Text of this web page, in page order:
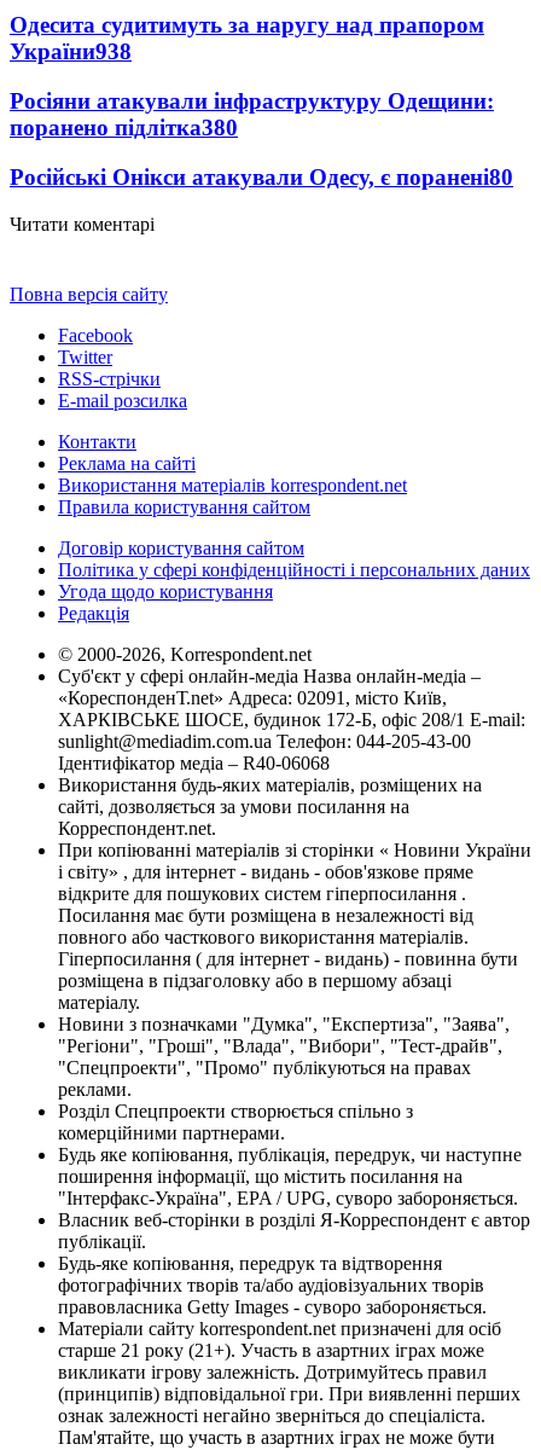
Одесита судитимуть за наругу над прапором
України938
Росіяни атакували інфраструктуру Одещини:
поранено підлітка380
Російські Онікси атакували Одесу, є поранені80
Читати коментарі
Повна версія сайту
Facebook
Twitter
RSS-стрічки
E-mail розсилка
Контакти
Реклама на сайті
Використання матеріалів korrespondent.net
Правила користування сайтом
Договір користування сайтом
Політика у сфері конфіденційності і персональних даних
Угода щодо користування
Редакція
© 2000-2026, Korrespondent.net
Суб'єкт у сфері онлайн-медіа Назва онлайн-медіа –
«КореспонденТ.net» Адреса: 02091, місто Київ,
ХАРКІВСЬКЕ ШОСЕ, будинок 172-Б, офіс 208/1 E-mail:
sunlight@mediadim.com.ua Телефон: 044-205-43-00
Ідентифікатор медіа – R40-06068
Використання будь-яких матеріалів, розміщених на
сайті, дозволяється за умови посилання на
Корреспондент.net.
При копіюванні матеріалів зі сторінки « Новини України
і світу» , для інтернет - видань - обов'язкове пряме
відкрите для пошукових систем гіперпосилання .
Посилання має бути розміщена в незалежності від
повного або часткового використання матеріалів.
Гіперпосилання ( для інтернет - видань) - повинна бути
розміщена в підзаголовку або в першому абзаці
матеріалу.
Новини з позначками "Думка", "Експертиза", "Заява",
"Регіони", "Гроші", "Влада", "Вибори", "Тест-драйв",
"Спецпроекти", "Промо" публікуються на правах
реклами.
Розділ Спецпроекти створюється спільно з
комерційними партнерами.
Будь яке копіювання, публікація, передрук, чи наступне
поширення інформації, що містить посилання на
"Інтерфакс-Україна", EPA / UPG, суворо забороняється.
Власник веб-сторінки в розділі Я-Корреспондент є автор
публікації.
Будь-яке копіювання, передрук та відтворення
фотографічних творів та/або аудіовізуальних творів
правовласника Getty Images - суворо забороняється.
Матеріали сайту korrespondent.net призначені для осіб
старше 21 року (21+). Участь в азартних іграх може
викликати ігрову залежність. Дотримуйтесь правил
(принципів) відповідальної гри. При виявленні перших
ознак залежності негайно зверніться до спеціаліста.
Пам'ятайте, що участь в азартних іграх не може бути